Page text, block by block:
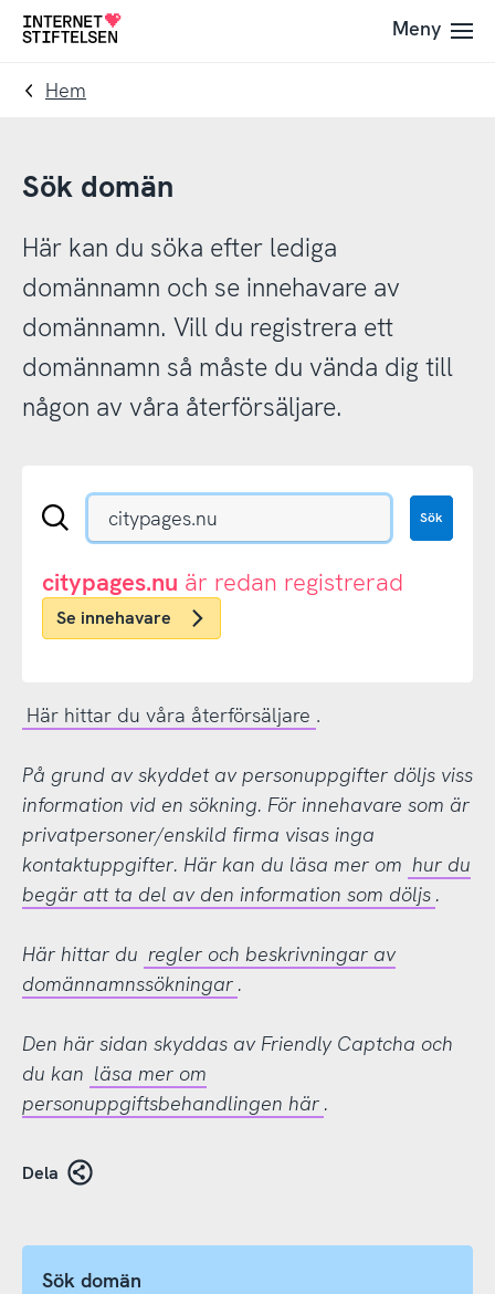
Till
navigering
Till
innehåll
Till
Meny
Hem
Sök domän
Här kan du söka efter lediga
domännamn och se innehavare av
domännamn. Vill du registrera ett
domännamn så måste du vända dig till
någon av våra återförsäljare.
Sök
eller
.nu-
domän
Sök
citypages.nu är redan registrerad
Se innehavare
Här hittar du våra återförsäljare .
På grund av skyddet av personuppgifter döljs viss
information vid en sökning. För innehavare som är
privatpersoner/enskild firma visas inga
kontaktuppgifter. Här kan du läsa mer om hur du
begär att ta del av den information som döljs .
Här hittar du regler och beskrivningar av
domännamnssökningar .
Den här sidan skyddas av Friendly Captcha och
du kan läsa mer om
personuppgiftsbehandlingen här .
Dela
Sök domän